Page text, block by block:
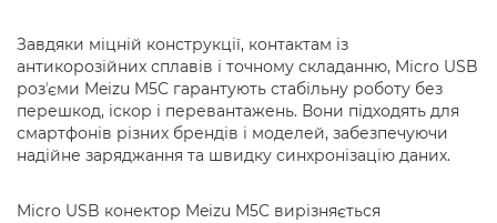
Завдяки міцній конструкції, контактам із
антикорозійних сплавів і точному складанню, Micro USB
розʼєми Meizu M5C гарантують стабільну роботу без
перешкод, іскор і перевантажень. Вони підходять для
смартфонів різних брендів і моделей, забезпечуючи
надійне заряджання та швидку синхронізацію даних.
Micro USB конектор Meizu M5C вирізняється